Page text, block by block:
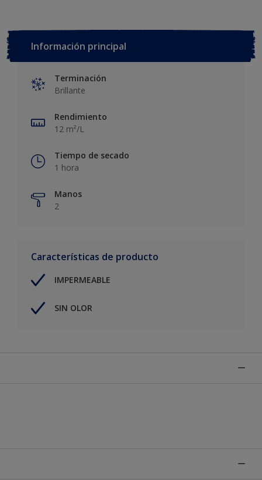
Información principal
Terminación
Brillante
Rendimiento
12 m²/L
Tiempo de secado
1 hora
Manos
2
Características de producto
IMPERMEABLE
SIN OLOR